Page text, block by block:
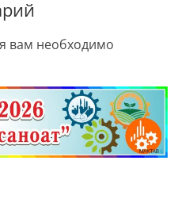
вам необходимо